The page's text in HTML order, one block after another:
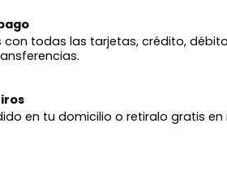
con todas las tarjetas, crédito,
en tu domicilio o retiralo gratis en